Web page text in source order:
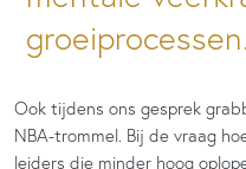
groeiprocessen.
Ook tijdens ons gesprek
NBA-trommel. Bij de vraag
leiders die minder hoog